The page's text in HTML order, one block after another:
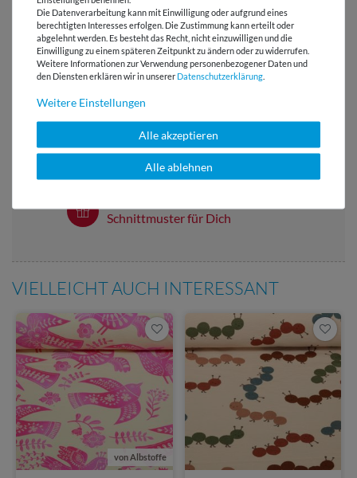
Versandkostenfrei ab 60 € -
Lieferung mit DHL
E-Mail Kundenservice
Antwort in 24h
Über 98% positive
Bewertungen
Schnittmuster für Dich
VIELLEICHT AUCH INTERESSANT
von Albstoffe
Die Datenverarbeitung kann mit Einwilligung oder aufgrund eines
berechtigten Interesses erfolgen. Die Zustimmung kann erteilt oder
abgelehnt werden. Es besteht das Recht, nicht einzuwilligen und die
Einwilligung zu einem späteren Zeitpunkt zu ändern oder zu widerrufen.
Weitere Informationen zur Verwendung personenbezogener Daten und
den Diensten erklären wir in unserer Daten­schutz­erklärung
Weitere Einstellungen
Alle akzeptieren
Alle ablehnen